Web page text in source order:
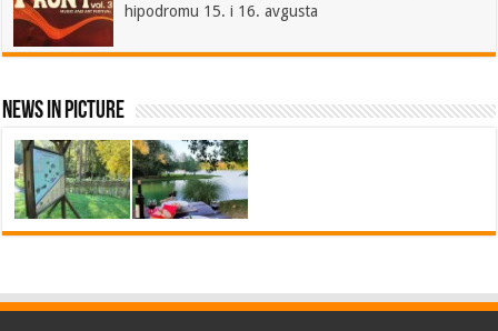
hipodromu 15. i 16. avgusta
News In Picture